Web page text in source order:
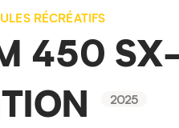
RÉCRÉATIFS
450
2025